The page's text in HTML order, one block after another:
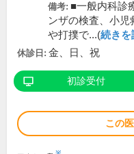
備考: ■一般内科診
ンザの検査、小
や打撲で...(続きを
休診日: 金、日、祝
初診受付
この